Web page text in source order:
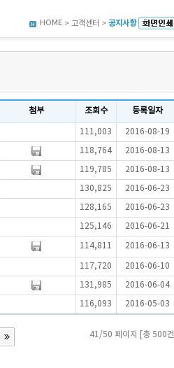
HOME > 고객센터 > 공지사항
첨부 조회수 등록일자
111,003 2016-08-19
118,764 2016-08-13
119,785 2016-08-13
130,825 2016-06-23
128,165 2016-06-23
125,146 2016-06-21
114,811 2016-06-13
117,720 2016-06-10
131,985 2016-06-04
116,093 2016-05-03
41/50 페이지 [총 500건]